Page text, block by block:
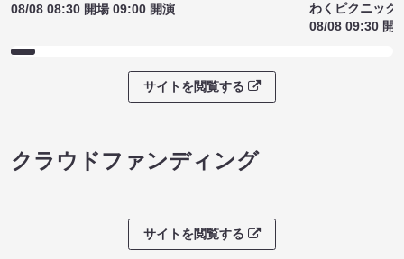
08/08 08:30 開場 09:00 開演
わくピクニック
08/08 09:30 開
サイトを閲覧する
クラウドファンディング
サイトを閲覧する